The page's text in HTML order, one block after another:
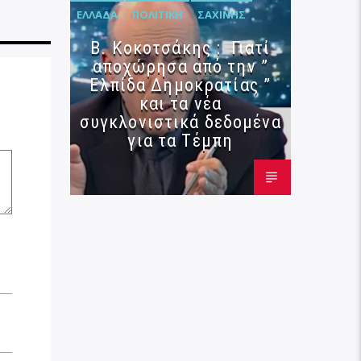
ΕΛΛΆΔΑ ΠΟΛΙΤΙΚΉ ΣΑΧΊΝΗΣ
Β. Κοκοτσάκης : Γιατί
αποχώρησα από την ”
Ελπίδα Δημοκρατίας ”
και τα νέα
συγκλονιστικά δεδομένα
για τα Τέμπη